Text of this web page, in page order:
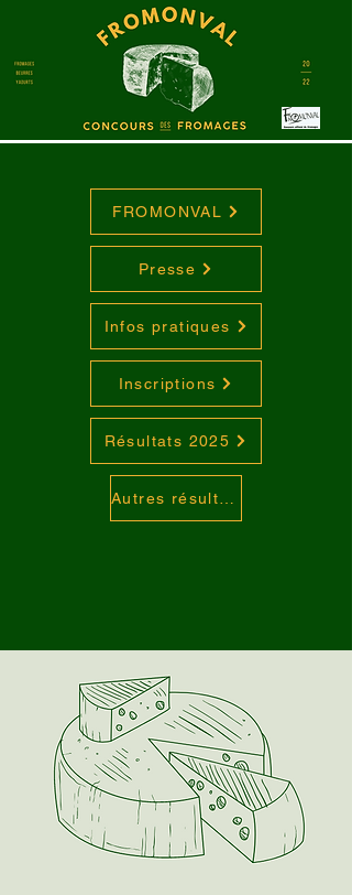
FROMONVAL
Presse
Infos pratiques
Inscriptions
Résultats 2025